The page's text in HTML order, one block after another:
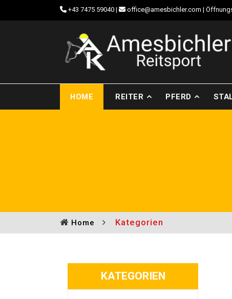
+43 7475 59040 | office@amesbichler.com |
HOME REITER PFERD
Home Kategorien
KATEGORIEN